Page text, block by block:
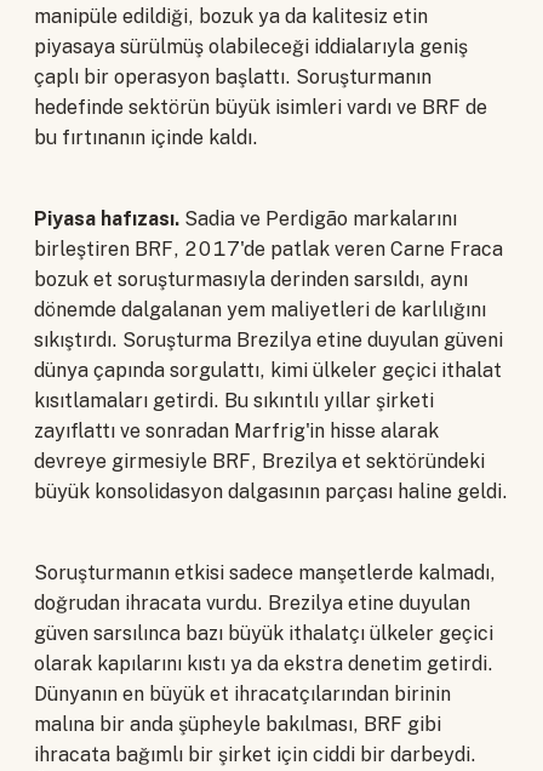
manipüle edildiği, bozuk ya da kalitesiz etin
piyasaya sürülmüş olabileceği iddialarıyla geniş
çaplı bir operasyon başlattı. Soruşturmanın
hedefinde sektörün büyük isimleri vardı ve BRF de
bu fırtınanın içinde kaldı.
Piyasa hafızası. Sadia ve Perdigão markalarını
birleştiren BRF, 2017'de patlak veren Carne Fraca
bozuk et soruşturmasıyla derinden sarsıldı, aynı
dönemde dalgalanan yem maliyetleri de karlılığını
sıkıştırdı. Soruşturma Brezilya etine duyulan güveni
dünya çapında sorgulattı, kimi ülkeler geçici ithalat
kısıtlamaları getirdi. Bu sıkıntılı yıllar şirketi
zayıflattı ve sonradan Marfrig'in hisse alarak
devreye girmesiyle BRF, Brezilya et sektöründeki
büyük konsolidasyon dalgasının parçası haline geldi.
Soruşturmanın etkisi sadece manşetlerde kalmadı,
doğrudan ihracata vurdu. Brezilya etine duyulan
güven sarsılınca bazı büyük ithalatçı ülkeler geçici
olarak kapılarını kıstı ya da ekstra denetim getirdi.
Dünyanın en büyük et ihracatçılarından birinin
malına bir anda şüpheyle bakılması, BRF gibi
ihracata bağımlı bir şirket için ciddi bir darbeydi.